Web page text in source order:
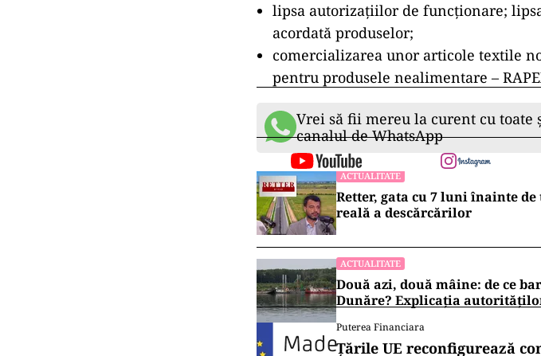
lipsa autorizaţiilor de funcţionare;
acordată produselor;
comercializarea unor articole textile
pentru produsele nealimentare –
Vrei să fii mereu la curent cu toate
canalul de WhatsApp
ACTUALITATE
Retter, gata cu 7 luni înainte
reală a descărcărilor
ACTUALITATE
Două azi, două mâine: de ce
Dunăre? Explicația
Puterea Financiara
Țările UE reconfigurează